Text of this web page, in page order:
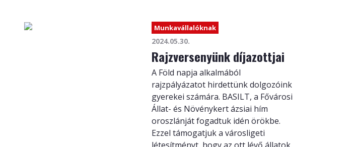
Munkavállalóknak
2024.05.30.
Rajzversenyünk díjazottjai
A Föld napja alkalmából
rajzpályázatot hirdettünk dolgozóink
gyerekei számára. BASILT, a Fővárosi
Állat- és Növénykert ázsiai hím
oroszlánját fogadtuk idén örökbe.
Ezzel támogatjuk a városligeti